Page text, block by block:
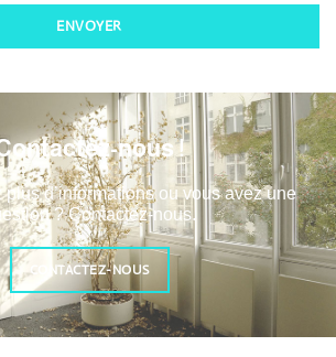
nous !
d’informations ou vous avez une
? Contactez-nous.
CONTACTEZ-NOUS
ENVOYER